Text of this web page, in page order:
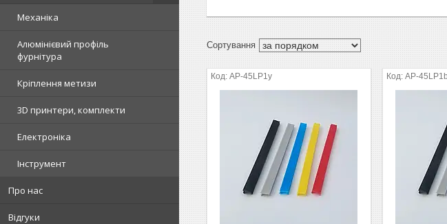
Механіка
Алюмінієвий профіль
фурнітура
Кріплення метизи
3D принтери, комплекти
Електроніка
Інструмент
Про нас
Відгуки
AP-45LP1y AP-